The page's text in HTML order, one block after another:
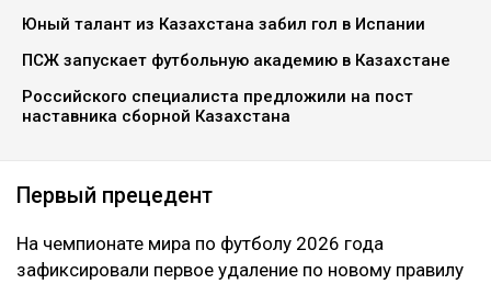
Юный талант из Казахстана забил гол в Испании
ПСЖ запускает футбольную академию в Казахстане
Российского специалиста предложили на пост
наставника сборной Казахстана
Первый прецедент
На чемпионате мира по футболу 2026 года
зафиксировали первое удаление по новому правилу